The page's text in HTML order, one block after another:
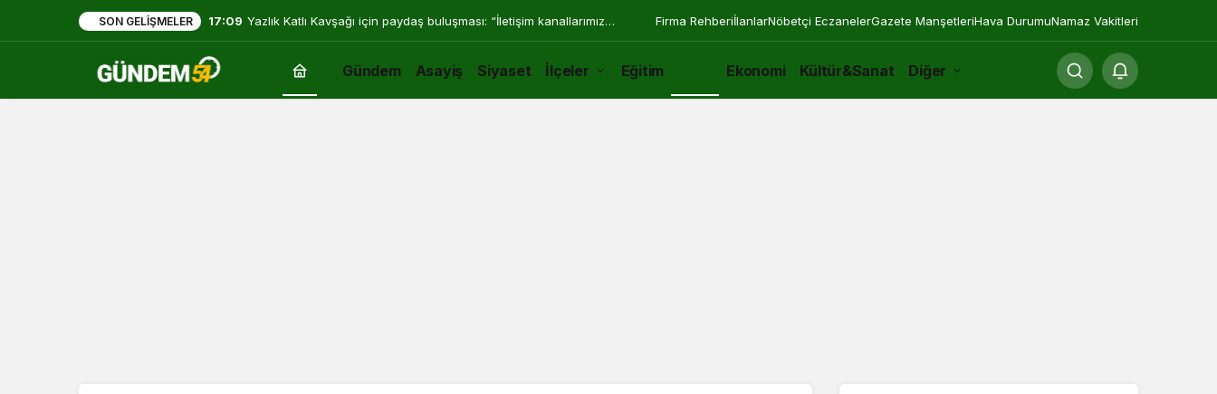
SON GELIŞMELER 16:29 Sakarya’da ücretsiz doğalgaz desteği için başvurular başladı Firma RehberiİlanlarNöbetçi EczanelerGazete ManşetleriHava DurumuNamaz Vakitleri
Gündem Asayiş Siyaset İlçeler Eğitim Ekonomi Kültür&Sanat Diğer